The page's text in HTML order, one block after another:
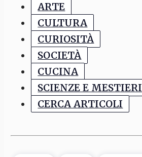
ARTE
CULTURA
CURIOSITÀ
SOCIETÀ
CUCINA
SCIENZE E MESTIERI
CERCA ARTICOLI